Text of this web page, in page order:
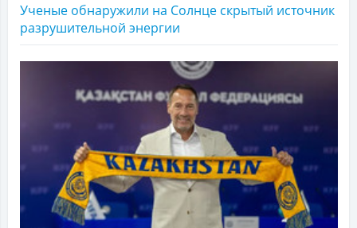
Ученые обнаружили на Солнце скрытый источник
разрушительной энергии